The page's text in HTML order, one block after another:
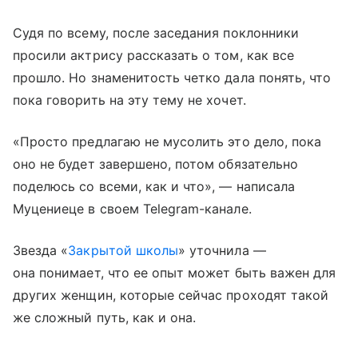
Судя по всему, после заседания поклонники
просили актрису рассказать о том, как все
прошло. Но знаменитость четко дала понять, что
пока говорить на эту тему не хочет.
«Просто предлагаю не мусолить это дело, пока
оно не будет завершено, потом обязательно
поделюсь со всеми, как и что», — написала
Муцениеце в своем Telegram-канале.
Звезда «Закрытой школы» уточнила —
она понимает, что ее опыт может быть важен для
других женщин, которые сейчас проходят такой
же сложный путь, как и она.